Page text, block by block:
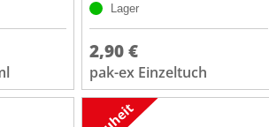
Lager
2,90 €
pak-ex Einzeltuch